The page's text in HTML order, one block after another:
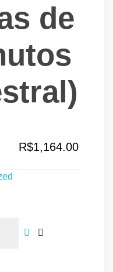
de
R$1,164.00